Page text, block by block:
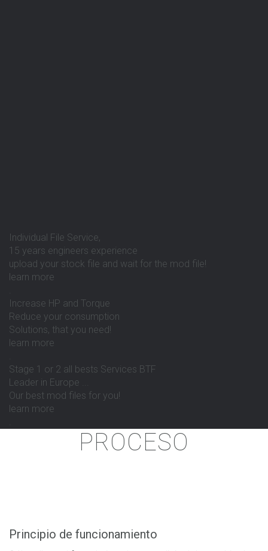
Individual File Service,
15 years engineers experience
upload your stock file and wait for the mod file!
learn more
Increase HP and Torque
Reduce your consumption
Solutions, that you need!
learn more
Stage 1 or 2 all bests Services BTF
Leader in Europe ...
Our best mod files for you!
learn more
PROCESO
Principio de funcionamiento